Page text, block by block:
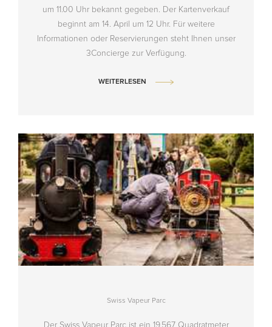
um 11.00 Uhr bekannt gegeben. Der Kartenverkauf
beginnt am 14. April um 12 Uhr. Für weitere
Informationen oder Reservierungen steht Ihnen unser
3Concierge zur Verfügung.
WEITERLESEN
Swiss Vapeur Parc